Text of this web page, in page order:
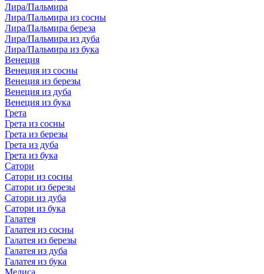
Лира/Пальмира
Лира/Пальмира из сосны
Лира/Пальмира береза
Лира/Пальмира из дуба
Лира/Пальмира из бука
Венеция
Венеция из сосны
Венеция из березы
Венеция из дуба
Венеция из бука
Грета
Грета из сосны
Грета из березы
Грета из дуба
Грета из бука
Сатори
Сатори из сосны
Сатори из березы
Сатори из дуба
Сатори из бука
Галатея
Галатея из сосны
Галатея из березы
Галатея из дуба
Галатея из бука
Мелиса